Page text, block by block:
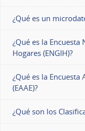
¿Qué es un
¿Qué es la
Hogares (ENGIH)?
¿Qué es la
(EAAE)?
¿Qué son los